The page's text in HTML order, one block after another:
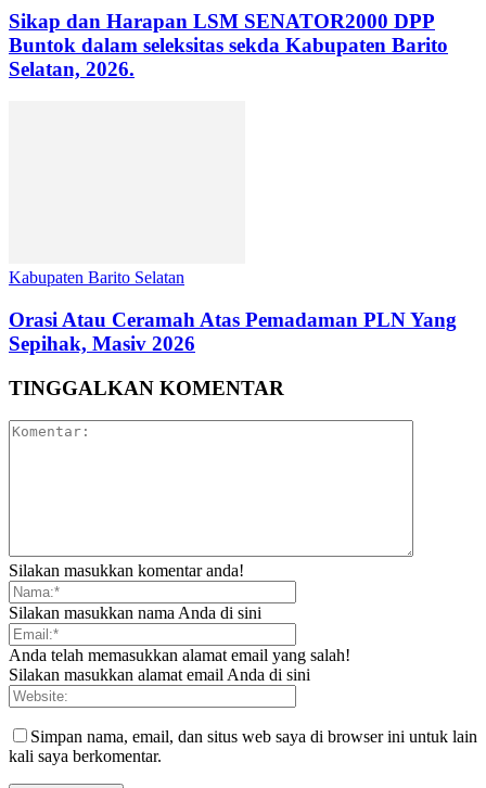
Sikap dan Harapan LSM SENATOR2000 DPP
Buntok dalam seleksitas sekda Kabupaten Barito
Selatan, 2026.
Kabupaten Barito Selatan
Orasi Atau Ceramah Atas Pemadaman PLN Yang
Sepihak, Masiv 2026
TINGGALKAN KOMENTAR
Silakan masukkan komentar anda!
Silakan masukkan nama Anda di sini
Anda telah memasukkan alamat email yang salah!
Silakan masukkan alamat email Anda di sini
Simpan nama, email, dan situs web saya di browser ini untuk lain
kali saya berkomentar.